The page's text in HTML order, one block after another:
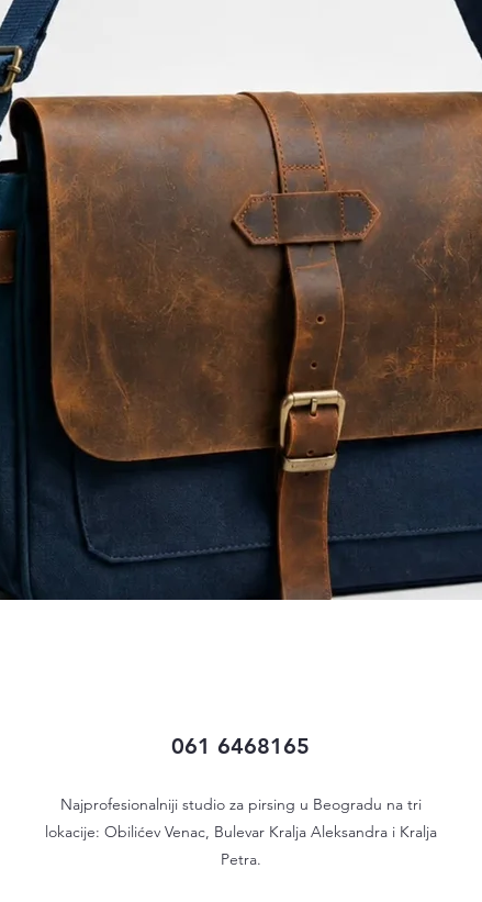
061 6468165
Najprofesionalniji studio za pirsing u Beogradu na tri
lokacije: Obilićev Venac, Bulevar Kralja Aleksandra i Kralja
Petra.